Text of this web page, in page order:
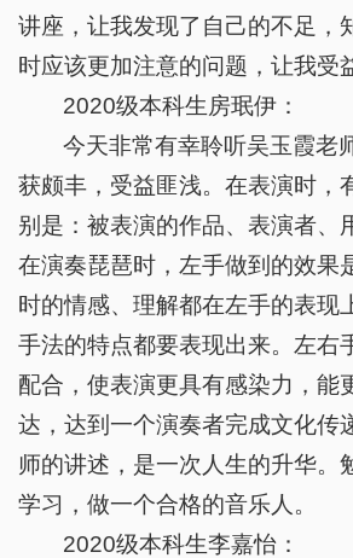
讲座，让我发现了自己的不足，
时应该更加注意的问题，让我受
2020级本科生房珉伊：
今天非常有幸聆听吴玉霞老
获颇丰，受益匪浅。在表演时，
别是：被表演的作品、表演者、
在演奏琵琶时，左手做到的效果
时的情感、理解都在左手的表现
手法的特点都要表现出来。左右
配合，使表演更具有感染力，能
达，达到一个演奏者完成文化传
师的讲述，是一次人生的升华。
学习，做一个合格的音乐人。
2020级本科生李嘉怡：